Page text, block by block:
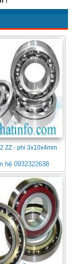
ZZ - phi 3x10x4mm
hệ 0932322638